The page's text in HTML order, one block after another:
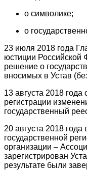
о символике;
о
23 июля 2018 года
юстиции Российской
решение о
вносимых в Устав
13 августа 2018 года
регистрации
государственный
20 августа 2018
государственной
организации –
зарегистрирован
результате были